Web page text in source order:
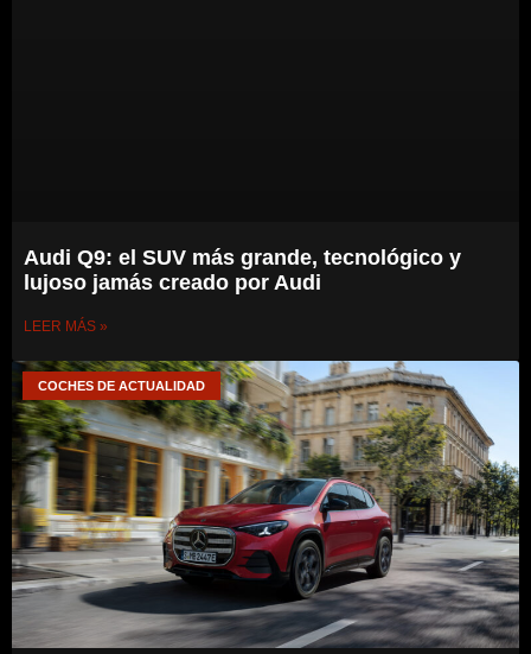
Audi Q9: el SUV más grande, tecnológico y
lujoso jamás creado por Audi
LEER MÁS »
COCHES DE ACTUALIDAD